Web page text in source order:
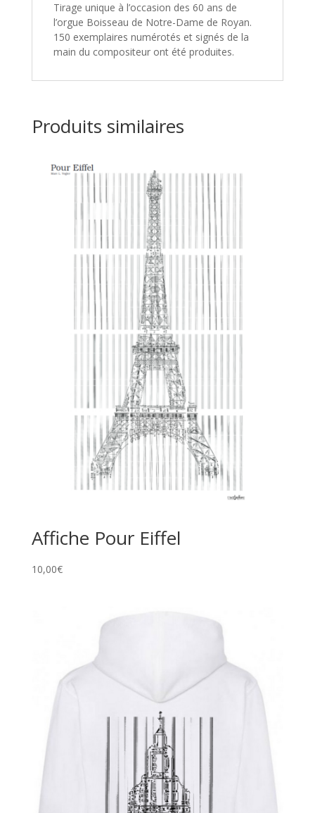
Tirage unique à l’occasion des 60 ans de
l’orgue Boisseau de Notre-Dame de Royan.
150 exemplaires numérotés et signés de la
main du compositeur ont été produites.
Produits similaires
Affiche Pour Eiffel
10,00€